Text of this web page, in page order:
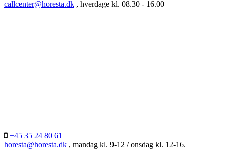
callcenter@horesta.dk , hverdage kl. 08.30 - 16.00
+45 35 24 80 61
horesta@horesta.dk , mandag kl. 9-12 / onsdag kl. 12-16.